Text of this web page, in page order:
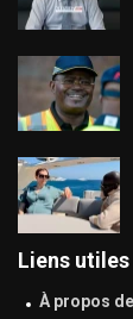
Liens utiles
À propos